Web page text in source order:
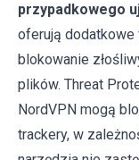
przypadkowego
oferują dodatkowe
blokowanie
plików. Threat
NordVPN mogą
trackery, w